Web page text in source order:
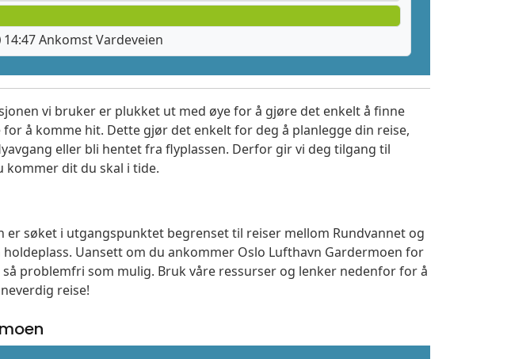
14:47 Ankomst Vardeveien
vi bruker er plukket ut med øye for å gjøre det enkelt å finne
å komme hit. Dette gjør det enkelt for deg å planlegge din reise,
eller bli hentet fra flyplassen. Derfor gir vi deg tilgang til
dit du skal i tide.
søket i utgangspunktet begrenset til reiser mellom Rundvannet og
Uansett om du ankommer Oslo Lufthavn Gardermoen for
problemfri som mulig. Bruk våre ressurser og lenker nedenfor for å
reise!